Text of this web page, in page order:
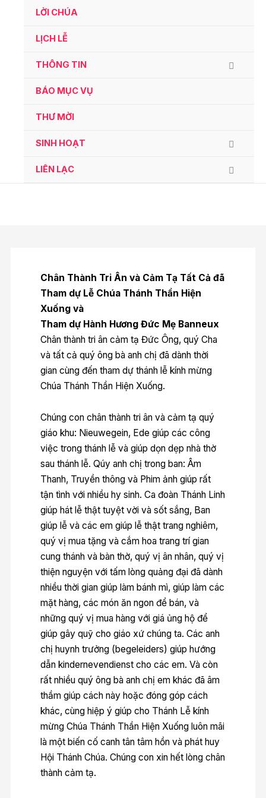
LỜI CHÚA
LỊCH LỄ
THÔNG TIN
BÁO MỤC VỤ
THƯ MỜI
SINH HOẠT
LIÊN LẠC
Chân Thành Tri Ân và Cảm Tạ Tất Cả đã
Tham dự Lễ Chúa Thánh Thần Hiện
Xuống và
Tham dự Hành Hương Đức Mẹ Banneux
Chân thành tri ân cảm tạ Đức Ông, quý Cha
và tất cả quý ông bà anh chị đã dành thời
gian cùng đến tham dự thánh lễ kính mừng
Chúa Thánh Thần Hiện Xuống.
Chúng con chân thành tri ân và cảm tạ quý
giáo khu: Nieuwegein, Ede giúp các công
việc trong thánh lễ và giúp dọn dẹp nhà thờ
sau thánh lễ. Qúy anh chị trong ban: Âm
Thanh, Truyền thông và Phim ảnh giúp rất
tận tình với nhiều hy sinh. Ca đoàn Thánh Linh
giúp hát lễ thật tuyệt vời và sốt sắng, Ban
giúp lễ và các em giúp lễ thật trang nghiêm,
quý vị mua tặng và cắm hoa trang trí gian
cung thánh và bàn thờ, quý vị ân nhân, quý vị
thiện nguyện với tấm lòng quảng đại đã dành
nhiều thời gian giúp làm bánh mì, giúp làm các
mặt hàng, các món ăn ngon để bán, và
những quý vị mua hàng với giá ủng hộ để
giúp gây quỹ cho giáo xứ chúng ta. Các anh
chị huynh trưởng (begeleiders) giúp hướng
dẫn kindernevendienst cho các em. Và còn
rất nhiều quý ông bà anh chị em khác đã âm
thầm giúp cách này hoặc đóng góp cách
khác, cùng hiệp ý giúp cho Thánh Lễ kính
mừng Chúa Thánh Thần Hiện Xuống luôn mãi
là một biến cố canh tân tâm hồn và phát huy
Hội Thánh Chúa. Chúng con xin hết lòng chân
thành cảm tạ.